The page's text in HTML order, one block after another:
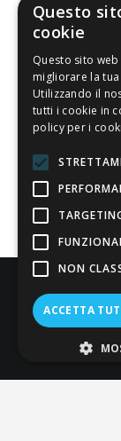
Recensioni
ALDIGIÙ
Questo
cookie
Questo sito
migliorare la
Utilizzando il
tutti i cookie in
policy per i
NON
ACCETTA